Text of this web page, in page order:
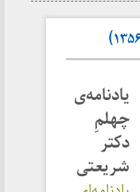
یادنامه‌ی
چهلمِ
دکتر
شریعتی